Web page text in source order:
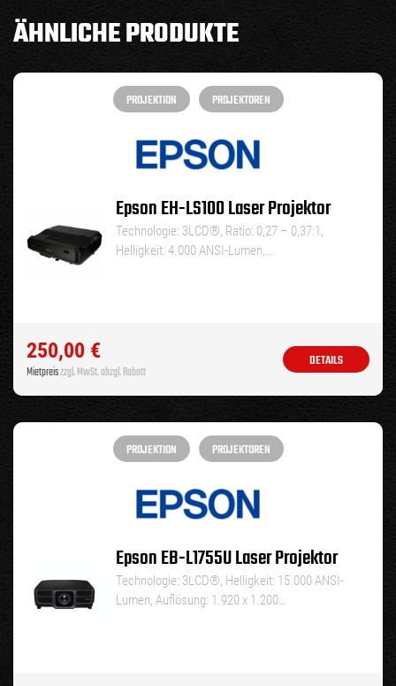
ÄHNLICHE PRODUKTE
PROJEKTION PROJEKTOREN
Epson EH-LS100 Laser Projektor
Technologie: 3LCD®, Ratio: 0,27 – 0,37:1,
Helligkeit: 4.000 ANSI-Lumen,…
250,00 €
Mietpreiszzgl. MwSt. abzgl. Rabatt
DETAILS
PROJEKTION PROJEKTOREN
Epson EB-L1755U Laser Projektor
Technologie: 3LCD®, Helligkeit: 15.000 ANSI-
Lumen, Auflösung: 1.920 x 1.200…